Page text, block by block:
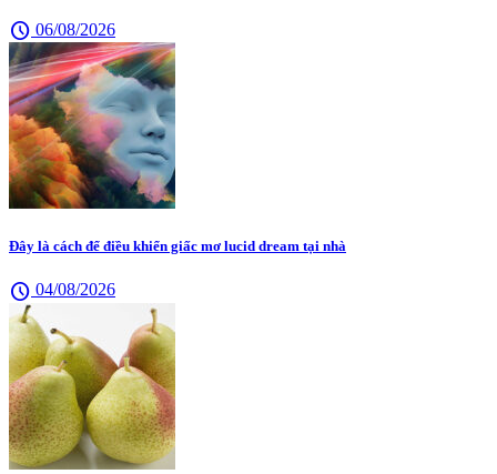
schedule 06/08/2026
Đây là cách để điều khiển giấc mơ lucid dream tại nhà
schedule 04/08/2026